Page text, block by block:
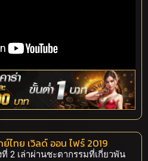
ไทย เวิลด์ ออน ไฟร์ 2019
ที่ 2 เล่าผ่านชะตากรรมที่เกี่ยวพัน